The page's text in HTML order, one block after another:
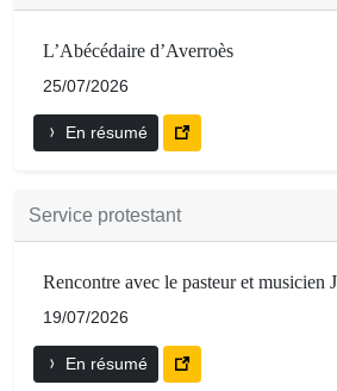
L’Abécédaire d’Averroès
25/07/2026
En résumé
Service protestant
Rencontre avec le pasteur et musicien
19/07/2026
En résumé